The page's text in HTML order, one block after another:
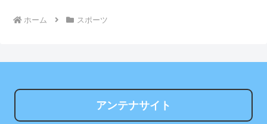
ホーム スポーツ
アンテナサイト